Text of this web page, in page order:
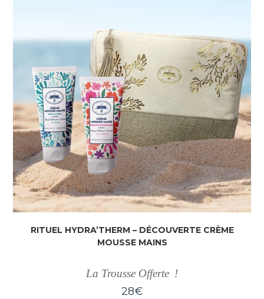
RITUEL HYDRA’THERM – DÉCOUVERTE CRÈME
MOUSSE MAINS
La Trousse Offerte !
28€